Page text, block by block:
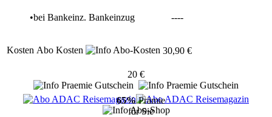
•bei Bankeinz. Bankeinzug ----
Kosten Abo Kosten 30,90 €
20 €
65% Prämie
für Sie